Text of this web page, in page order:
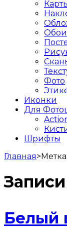
Обои
Фото
Иконки
Для
Шрифты
Главная>Метка:
Белый